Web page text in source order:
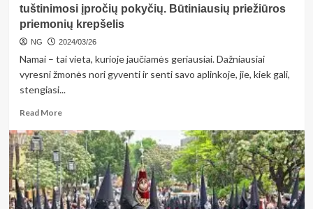
tuštinimosi įpročių pokyčių. Būtiniausių priežiūros
priemonių krepšelis
NG 2024/03/26
Namai – tai vieta, kurioje jaučiamės geriausiai. Dažniausiai
vyresni žmonės nori gyventi ir senti savo aplinkoje, jie, kiek gali,
stengiasi...
Read MoreRead
about
<strong>Artimojo
priežiūra
namuose
atsiradus
šlapinimosi